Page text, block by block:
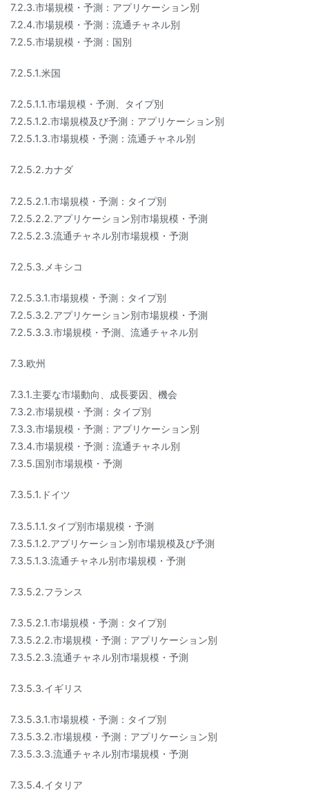
7.2.3.市場規模・予測：アプリケーション別
7.2.4.市場規模・予測：流通チャネル別
7.2.5.市場規模・予測：国別
7.2.5.1.米国
7.2.5.1.1.市場規模・予測、タイプ別
7.2.5.1.2.市場規模及び予測：アプリケーション別
7.2.5.1.3.市場規模・予測：流通チャネル別
7.2.5.2.カナダ
7.2.5.2.1.市場規模・予測：タイプ別
7.2.5.2.2.アプリケーション別市場規模・予測
7.2.5.2.3.流通チャネル別市場規模・予測
7.2.5.3.メキシコ
7.2.5.3.1.市場規模・予測：タイプ別
7.2.5.3.2.アプリケーション別市場規模・予測
7.2.5.3.3.市場規模・予測、流通チャネル別
7.3.欧州
7.3.1.主要な市場動向、成長要因、機会
7.3.2.市場規模・予測：タイプ別
7.3.3.市場規模・予測：アプリケーション別
7.3.4.市場規模・予測：流通チャネル別
7.3.5.国別市場規模・予測
7.3.5.1.ドイツ
7.3.5.1.1.タイプ別市場規模・予測
7.3.5.1.2.アプリケーション別市場規模及び予測
7.3.5.1.3.流通チャネル別市場規模・予測
7.3.5.2.フランス
7.3.5.2.1.市場規模・予測：タイプ別
7.3.5.2.2.市場規模・予測：アプリケーション別
7.3.5.2.3.流通チャネル別市場規模・予測
7.3.5.3.イギリス
7.3.5.3.1.市場規模・予測：タイプ別
7.3.5.3.2.市場規模・予測：アプリケーション別
7.3.5.3.3.流通チャネル別市場規模・予測
7.3.5.4.イタリア